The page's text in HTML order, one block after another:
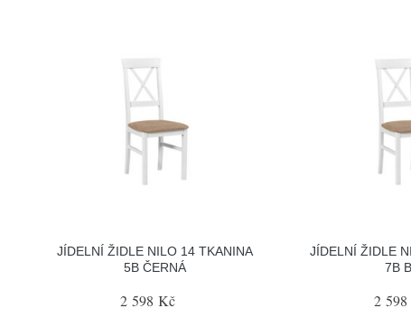
JÍDELNÍ ŽIDLE NILO 14 TKANINA
5B ČERNÁ
2 598 Kč
JÍDELNÍ ŽIDLE
7B
2